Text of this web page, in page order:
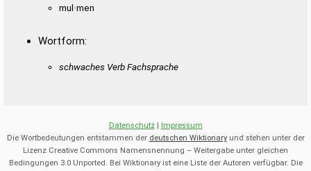
mul·men
Wortform:
schwaches Verb Fachsprache
Datenschutz| Impressum
Die Wortbedeutungen entstammen der deutschen Wiktionaryund stehen unter der
Lizenz Creative Commons Namensnennung – Weitergabe unter gleichen
Bedingungen 3.0 Unported. Bei Wiktionary ist eine Liste der Autoren verfügbar. Die